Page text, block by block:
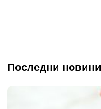
Последни новини